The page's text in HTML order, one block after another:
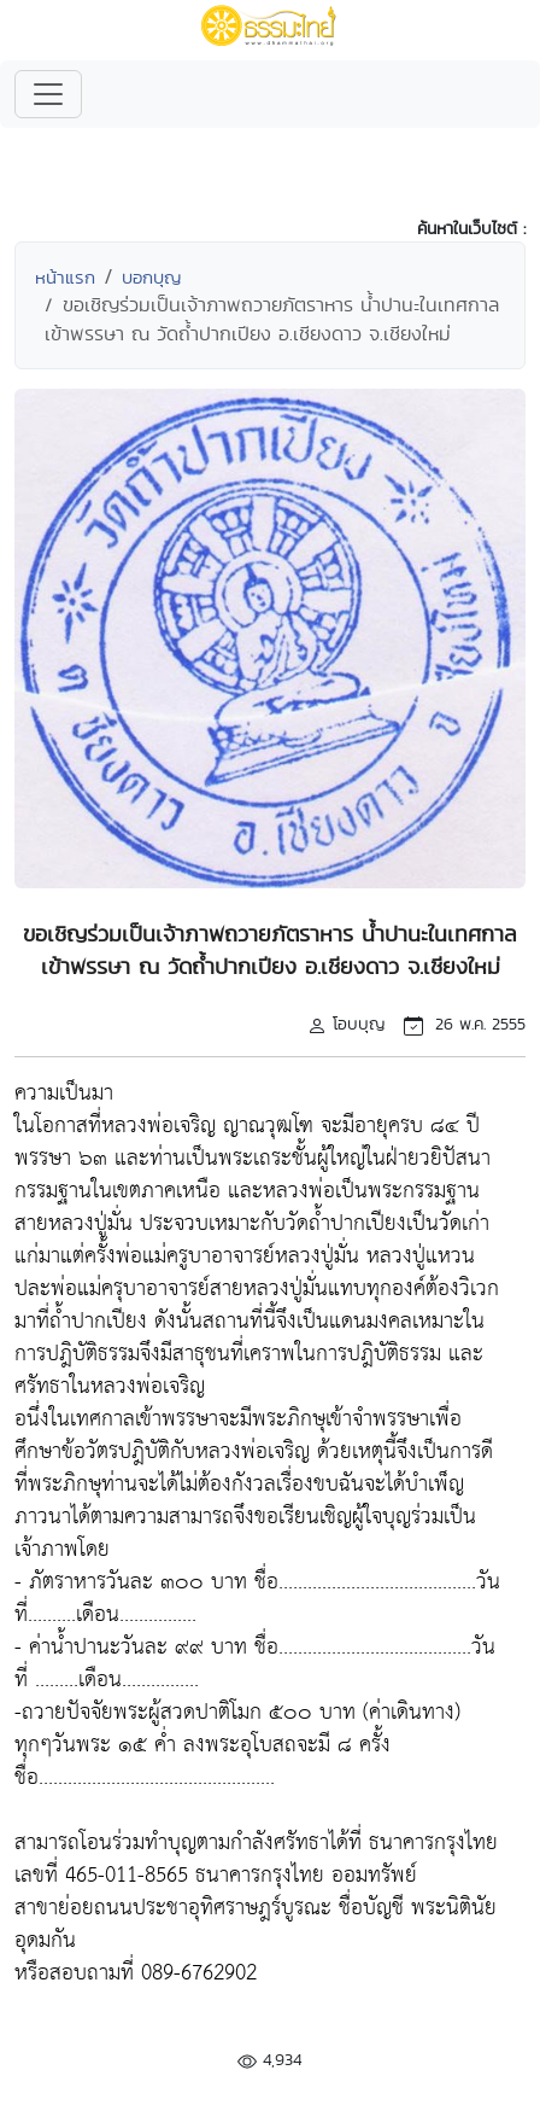
ค้นหาในเว็บไซต์ :
หน้าแรก บอกบุญ
ขอเชิญร่วมเป็นเจ้าภาพถวายภัตราหาร น้ำปานะในเทศกาล
เข้าพรรษา ณ วัดถ้ำปากเปียง อ.เชียงดาว จ.เชียงใหม่
ขอเชิญร่วมเป็นเจ้าภาพถวายภัตราหาร น้ำปานะในเทศกาล
เข้าพรรษา ณ วัดถ้ำปากเปียง อ.เชียงดาว จ.เชียงใหม่
โอบบุญ 26 พ.ค. 2555
ความเป็นมา
ในโอกาสที่หลวงพ่อเจริญ ญาณวุฒโฑ จะมีอายุครบ ๘๔ ปี
พรรษา ๖๓ และท่านเป็นพระเถระชั้นผู้ใหญ่ในฝ่ายวยิปัสนา
กรรมฐานในเขตภาคเหนือ และหลวงพ่อเป็นพระกรรมฐาน
สายหลวงปู่มั่น ประจวบเหมาะกับวัดถ้ำปากเปียงเป็นวัดเก่า
แก่มาแต่ครั้งพ่อแม่ครูบาอาจารย์หลวงปู่มั่น หลวงปู่แหวน
ปละพ่อแม่ครุบาอาจารย์สายหลวงปู่มั่นแทบทุกองค์ต้องวิเวก
มาที่ถ้ำปากเปียง ดังนั้นสถานที่นี้จึงเป็นแดนมงคลเหมาะใน
การปฎิบัติธรรมจึงมีสาธุชนที่เคราพในการปฎิบัติธรรม และ
ศรัทธาในหลวงพ่อเจริญ
อนึ่งในเทศกาลเข้าพรรษาจะมีพระภิกษุเข้าจำพรรษาเพื่อ
ศึกษาข้อวัตรปฎิบัติกับหลวงพ่อเจริญ ด้วยเหตุนี้จึงเป็นการดี
ที่พระภิกษุท่านจะได้ไม่ต้องกังวลเรื่องขบฉันจะได้บำเพ็ญ
ภาวนาได้ตามความสามารถจึงขอเรียนเชิญผู้ใจบุญร่วมเป็น
เจ้าภาพโดย
- ภัตราหารวันละ ๓๐๐ บาท ชื่อ.........................................วัน
ที่..........เดือน................
- ค่าน้ำปานะวันละ ๙๙ บาท ชื่อ........................................วัน
ที่ .........เดือน................
-ถวายปัจจัยพระผู้สวดปาติโมก ๕๐๐ บาท (ค่าเดินทาง)
ทุกๆวันพระ ๑๕ ค่ำ ลงพระอุโบสถจะมี ๘ ครั้ง
ชื่อ.................................................
สามารถโอนร่วมทำบุญตามกำลังศรัทธาได้ที่ ธนาคารกรุงไทย
เลขที่ 465-011-8565 ธนาคารกรุงไทย ออมทรัพย์
สาขาย่อยถนนประชาอุทิศราษฎร์บูรณะ ชื่อบัญชี พระนิตินัย
อุดมกัน
หรือสอบถามที่ 089-6762902
4,934